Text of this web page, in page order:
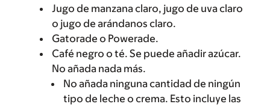
Jugo de manzana claro, jugo de uva claro
o jugo de arándanos claro.
Gatorade o Powerade.
Café negro o té. Se puede añadir azúcar.
No añada nada más.
No añada ninguna cantidad de ningún
tipo de leche o crema. Esto incluye las